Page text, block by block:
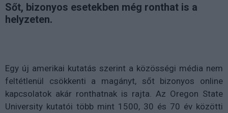
Sőt, bizonyos esetekben még ronthat is a
helyzeten.
Egy új amerikai kutatás szerint a közösségi média nem
feltétlenül csökkenti a magányt, sőt bizonyos online
kapcsolatok akár ronthatnak is rajta. Az Oregon State
University kutatói több mint 1500, 30 és 70 év közötti